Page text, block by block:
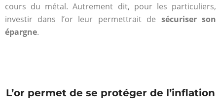
cours du métal. Autrement dit, pour les particuliers,
investir dans l’or leur permettrait de sécuriser son
épargne.
L’or permet de se protéger de l’inflation